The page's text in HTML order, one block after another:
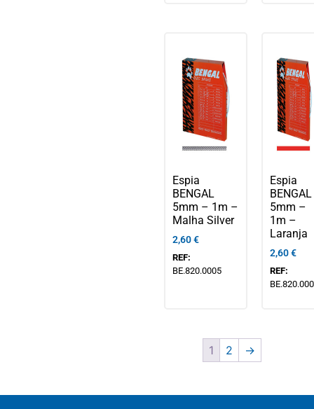
Espia
BENGAL
5mm – 1m –
Malha Silver
2,60€
REF:
BE.820.0005
Espia
BENGAL
5mm –
1m –
Laranja
2,60€
REF:
1 2 →